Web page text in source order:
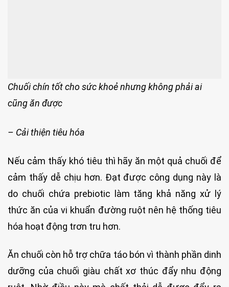
Chuối chín tốt cho sức khoẻ nhưng không phải ai
cũng ăn được
– Cải thiện tiêu hóa
Nếu cảm thấy khó tiêu thì hãy ăn một quả chuối để
cảm thấy dễ chịu hơn. Đạt được công dụng này là
do chuối chứa prebiotic làm tăng khả năng xử lý
thức ăn của vi khuẩn đường ruột nên hệ thống tiêu
hóa hoạt động trơn tru hơn.
Ăn chuối còn hỗ trợ chữa táo bón vì thành phần dinh
dưỡng của chuối giàu chất xơ thúc đẩy nhu động